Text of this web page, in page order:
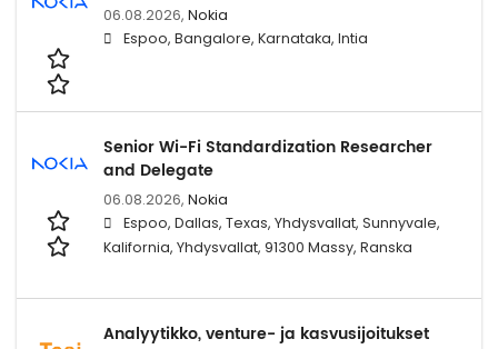
06.08.2026, Nokia
Espoo, Bangalore, Karnataka, Intia
Senior Wi-Fi Standardization Researcher
and Delegate
06.08.2026, Nokia
Espoo, Dallas, Texas, Yhdysvallat, Sunnyvale,
Kalifornia, Yhdysvallat, 91300 Massy, Ranska
Analyytikko, venture- ja kasvusijoitukset